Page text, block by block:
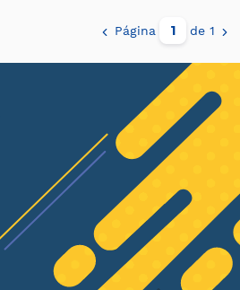
Página de 1